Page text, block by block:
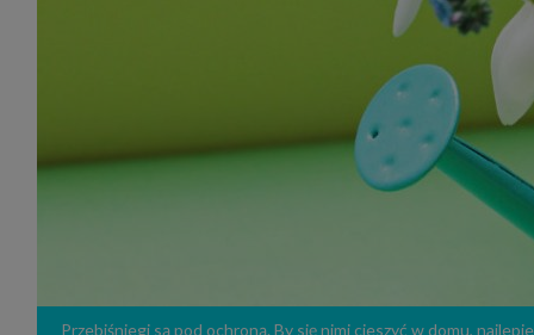
2.
3.
móc
Cię
Przebiśniegi są pod ochroną. By się nimi cieszyć w domu,